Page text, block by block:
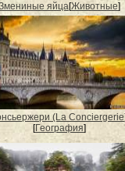
яйца[Животные]
(La
[География]